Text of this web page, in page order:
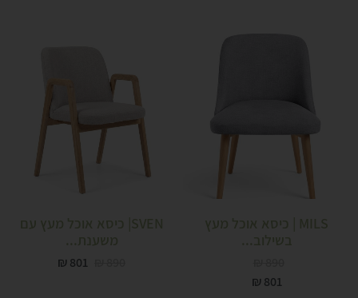
MILS | כיסא אוכל מעץ
בשילוב...
₪ 801
SVEN| כיסא אוכל מעץ עם
משענת...
₪ 801